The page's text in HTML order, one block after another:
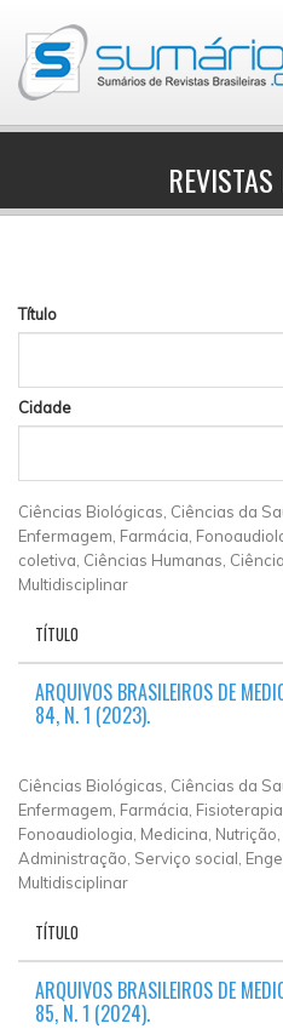
Título
Cidade
Ciências Biológicas, Ciências da
Enfermagem, Farmácia,
coletiva, Ciências Humanas,
Multidisciplinar
TÍTULO
ARQUIVOS BRASILEIROS DE
84, N. 1 (2023).
Ciências Biológicas, Ciências da
Enfermagem, Farmácia,
Fonoaudiologia, Medicina,
Administração, Serviço social,
Multidisciplinar
TÍTULO
ARQUIVOS BRASILEIROS DE
85, N. 1 (2024).